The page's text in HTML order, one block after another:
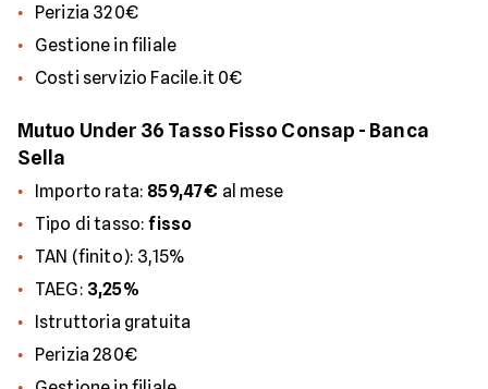
Perizia 320€
Gestione in filiale
Costi servizio Facile.it 0€
Mutuo Under 36 Tasso Fisso Consap - Banca
Sella
Importo rata: 859,47€ al mese
Tipo di tasso:fisso
TAN (finito): 3,15%
TAEG: 3,25%
Istruttoria gratuita
Perizia 280€